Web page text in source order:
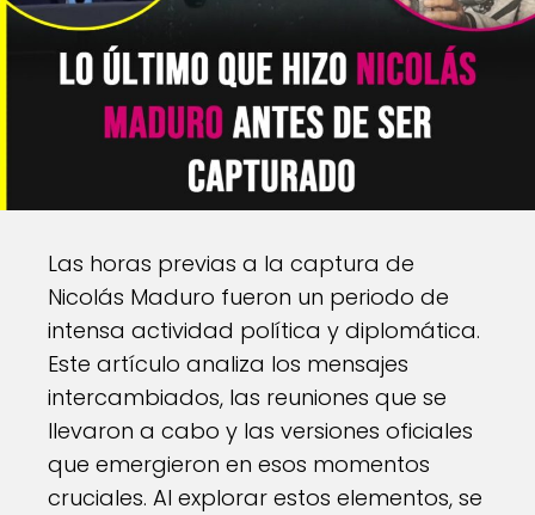
Las horas previas a la captura de
Nicolás Maduro fueron un periodo de
intensa actividad política y diplomática.
Este artículo analiza los mensajes
intercambiados, las reuniones que se
llevaron a cabo y las versiones oficiales
que emergieron en esos momentos
cruciales. Al explorar estos elementos, se